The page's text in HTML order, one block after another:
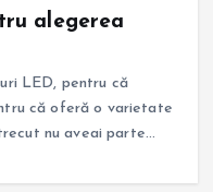
alegerea
LED, pentru că
că oferă o varietate
nu aveai parte…